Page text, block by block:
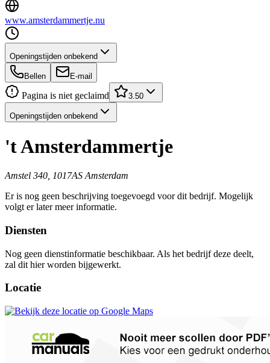
www.amsterdammertje.nu
Openingstijden onbekend
Bellen E-mail
Pagina is niet geclaimd 3.50
Openingstijden onbekend
't Amsterdammertje
Amstel 340, 1017AS Amsterdam
Er is nog geen beschrijving toegevoegd voor dit bedrijf. Mogelijk
volgt er later meer informatie.
Diensten
Nog geen dienstinformatie beschikbaar. Als het bedrijf deze deelt,
zal dit hier worden bijgewerkt.
Locatie